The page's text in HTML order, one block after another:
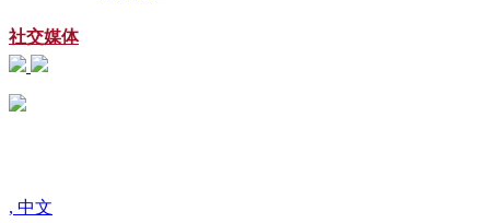
社交媒体
, 中文